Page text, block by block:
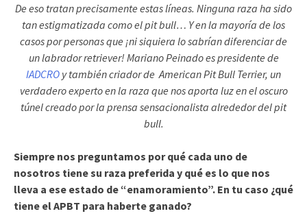
De eso tratan precisamente estas líneas. Ninguna raza ha sido
tan estigmatizada como el pit bull… Y en la mayoría de los
casos por personas que ¡ni siquiera lo sabrían diferenciar de
un labrador retriever! Mariano Peinado es presidente de
IADCRO y también criador de American Pit Bull Terrier, un
verdadero experto en la raza que nos aporta luz en el oscuro
túnel creado por la prensa sensacionalista alrededor del pit
bull.
Siempre nos preguntamos por qué cada uno de
nosotros tiene su raza preferida y qué es lo que nos
lleva a ese estado de “enamoramiento”. En tu caso ¿qué
tiene el APBT para haberte ganado?